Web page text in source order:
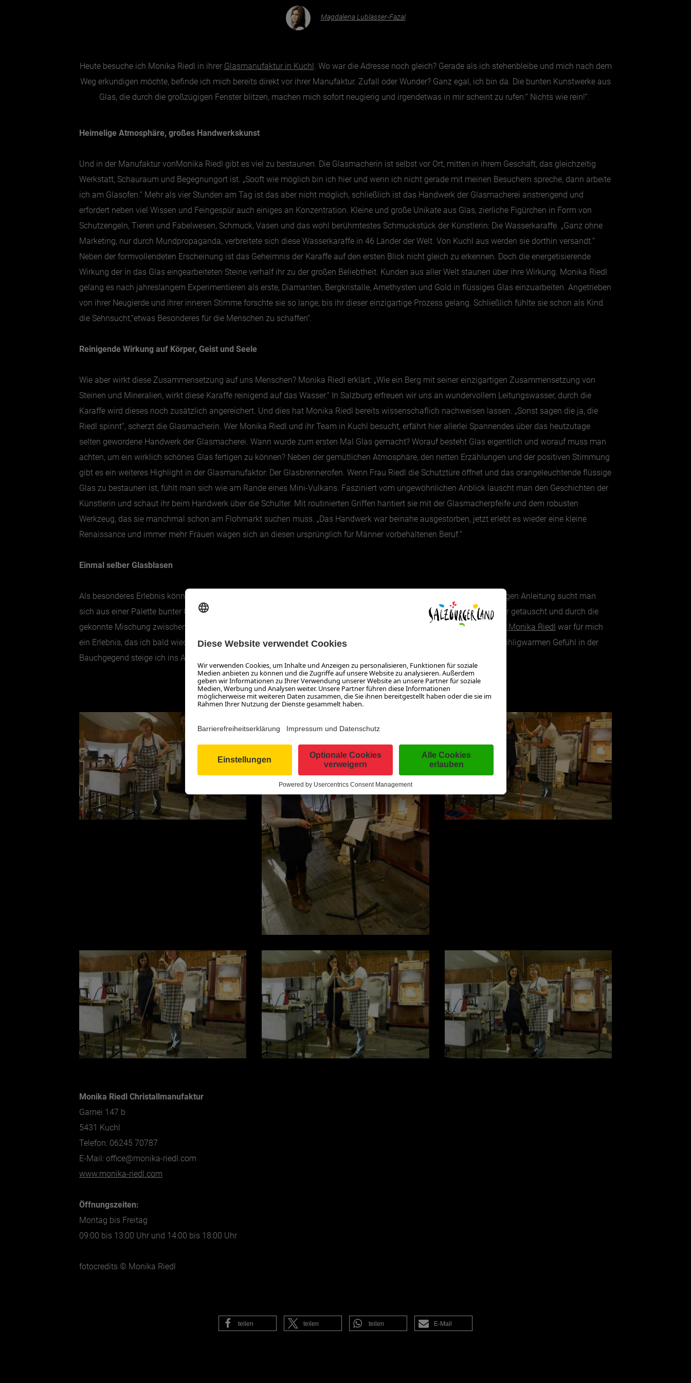
Magdalena Lublasser-Fazal
Heute besuche ich Monika Riedl in ihrer Glasmanufaktur in Kuchl . Wo war die Adresse noch gleich? Gerade als ich stehenbleibe und mich nach dem
Weg erkundigen möchte, befinde ich mich bereits direkt vor ihrer Manufaktur. Zufall oder Wunder? Ganz egal, ich bin da. Die bunten Kunstwerke aus
Glas, die durch die großzügigen Fenster blitzen, machen mich sofort neugierig und irgendetwas in mir scheint zu rufen:“ Nichts wie rein!“.
Heimelige Atmosphäre, großes Handwerkskunst
Und in der Manufaktur vonMonika Riedl gibt es viel zu bestaunen. Die Glasmacherin ist selbst vor Ort, mitten in ihrem Geschäft, das gleichzeitig
Werkstatt, Schauraum und Begegnungort ist. „Sooft wie möglich bin ich hier und wenn ich nicht gerade mit meinen Besuchern spreche, dann arbeite
ich am Glasofen.“ Mehr als vier Stunden am Tag ist das aber nicht möglich, schließlich ist das Handwerk der Glasmacherei anstrengend und
erfordert neben viel Wissen und Feingespür auch einiges an Konzentration. Kleine und große Unikate aus Glas, zierliche Figürchen in Form von
Schutzengeln, Tieren und Fabelwesen, Schmuck, Vasen und das wohl berühmtestes Schmuckstück der Künstlerin: Die Wasserkaraffe. „Ganz ohne
Marketing, nur durch Mundpropaganda, verbreitete sich diese Wasserkaraffe in 46 Länder der Welt. Von Kuchl aus werden sie dorthin versandt.“
Neben der formvollendeten Erscheinung ist das Geheimnis der Karaffe auf den ersten Blick nicht gleich zu erkennen. Doch die energetisierende
Wirkung der in das Glas eingearbeiteten Steine verhalf ihr zu der großen Beliebtheit. Kunden aus aller Welt staunen über ihre Wirkung. Monika Riedl
gelang es nach jahreslangem Experimentieren als erste, Diamanten, Bergkristalle, Amethysten und Gold in flüssiges Glas einzuarbeiten. Angetrieben
von ihrer Neugierde und ihrer inneren Stimme forschte sie so lange, bis ihr dieser einzigartige Prozess gelang. Schließlich fühlte sie schon als Kind
die Sehnsucht,“etwas Besonderes für die Menschen zu schaffen“.
Reinigende Wirkung auf Körper, Geist und Seele
Wie aber wirkt diese Zusammensetzung auf uns Menschen? Monika Riedl erklärt: „Wie ein Berg mit seiner einzigartigen Zusammensetzung von
Steinen und Mineralien, wirkt diese Karaffe reinigend auf das Wasser.“ In Salzburg erfreuen wir uns an wundervollem Leitungswasser, durch die
Karaffe wird dieses noch zusätzlich angereichert. Und dies hat Monika Riedl bereits wissenschaflich nachweisen lassen. „Sonst sagen die ja, die
Riedl spinnt“, scherzt die Glasmacherin. Wer Monika Riedl und ihr Team in Kuchl besucht, erfährt hier allerlei Spannendes über das heutzutage
selten gewordene Handwerk der Glasmacherei. Wann wurde zum ersten Mal Glas gemacht? Worauf besteht Glas eigentlich und worauf muss man
achten, um ein wirklich schönes Glas fertigen zu können? Neben der gemütlichen Atmosphäre, den netten Erzählungen und der positiven Stimmung
gibt es ein weiteres Highlight in der Glasmanufaktor: Der Glasbrennerofen. Wenn Frau Riedl die Schutztüre öffnet und das orangeleuchtende flüssige
Glas zu bestaunen ist, fühlt man sich wie am Rande eines Mini-Vulkans. Fasziniert vom ungewöhnlichen Anblick lauscht man den Geschichten der
Künstlerin und schaut ihr beim Handwerk über die Schulter. Mit routinierten Griffen hantiert sie mit der Glasmacherpfeife und dem robusten
Werkzeug, das sie manchmal schon am Flohmarkt suchen muss. „Das Handwerk war beinahe ausgestorben, jetzt erlebt es wieder eine kleine
Renaissance und immer mehr Frauen wagen sich an diesen ursprünglich für Männer vorbehaltenen Beruf.“
Einmal selber Glasblasen
Als besonderes Erlebnis können Besucher in der Manufaktur auch ihre eigenen Glaskugel blasen. Unter ihrer fachkundigen Anleitung sucht man
sich aus einer Palette bunter Glassplitter drei Farben aus – ganz nach Intuition. Eine kleine Glaskugel wird in die Splitter getauscht und durch die
gekonnte Mischung zwischen Hitze, Drehen und Blasen entsteht schon bald die ganz eigene Glaskugel. Der
Besuch bei Monika Riedl war für mich
ein Erlebnis, das ich bald wiederholen möchte. Mit meinem Glaskugelunikat, sicher verpackt, in der Hand und einem wohligwarmen Gefühl in der
Bauchgegend steige ich ins Auto. Und die Wasserkaraffe kommt auf die Wunschliste für den nächsten Geburtstag.
Monika Riedl Christallmanufaktur
Garnei 147 b
5431 Kuchl
Telefon: 06245 70787
E-Mail: office@monika-riedl.com
www.monika-riedl.com
Öffnungszeiten:
Montag bis Freitag
09:00 bis 13:00 Uhr und 14:00 bis 18:00 Uhr
fotocredits © Monika Riedl
teilen teilen teilen E-Mail